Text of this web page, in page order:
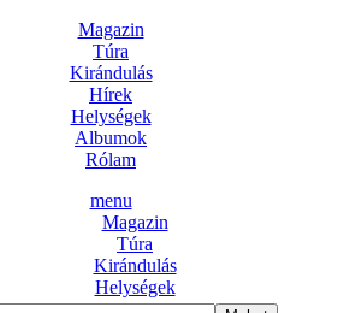
Magazin
Túra
Kirándulás
Hírek
Helységek
Albumok
Rólam
menu
Magazin
Túra
Kirándulás
Helységek